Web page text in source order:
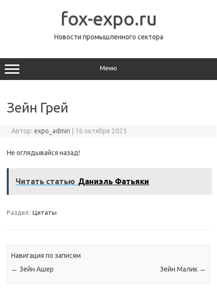
fox-expo.ru
Новости промышленного сектора
Меню
Зейн Грей
Автор: expo_admin 16 октября 2025
Не оглядывайся назад!
Читать статью Даниэль Фатьяки
Раздел: Цитаты
Навигация по записям
← Зейн Ашер Зейн Малик →